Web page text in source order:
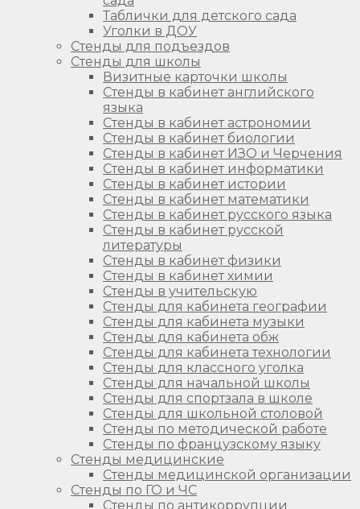
Таблички для детского сада
Уголки в ДОУ
Стенды для подъездов
Стенды для школы
Визитные карточки школы
Стенды в кабинет английского
языка
Стенды в кабинет астрономии
Стенды в кабинет биологии
Стенды в кабинет ИЗО и Черчения
Стенды в кабинет информатики
Стенды в кабинет истории
Стенды в кабинет математики
Стенды в кабинет русского языка
Стенды в кабинет русской
литературы
Стенды в кабинет физики
Стенды в кабинет химии
Стенды в учительскую
Стенды для кабинета географии
Стенды для кабинета музыки
Стенды для кабинета обж
Стенды для кабинета технологии
Стенды для классного уголка
Стенды для начальной школы
Стенды для спортзала в школе
Стенды для школьной столовой
Стенды по методической работе
Стенды по французскому языку
Стенды медицинские
Стенды медицинской организации
Стенды по ГО и ЧС
Стенды по антикоррупции